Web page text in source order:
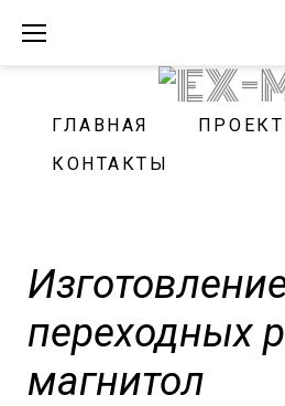
ГЛАВНАЯ
КОНТАКТЫ
переходных
магнитол